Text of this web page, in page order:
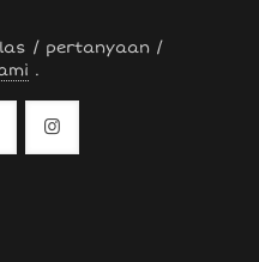
/ pertanyaan /
.